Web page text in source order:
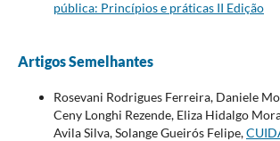
pública: Princípios e práticas II Edição
Artigos Semelhantes
Rosevani Rodrigues Ferreira, Daniele
Ceny Longhi Rezende, Eliza Hidalgo
Avila Silva, Solange Gueirós Felipe,